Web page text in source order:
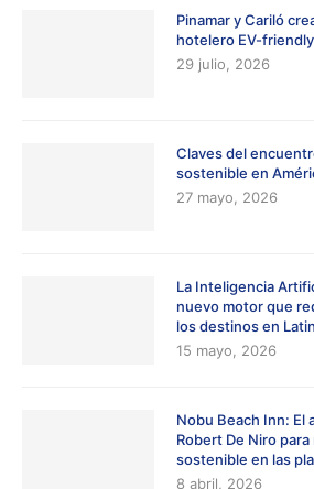
Pinamar y Cariló
hotelero EV-friendly
29 julio, 2026
Claves del
sostenible en
27 mayo, 2026
La Inteligencia
nuevo motor que
los destinos en
15 mayo, 2026
Nobu Beach Inn: El
Robert De Niro
sostenible en las
8 abril, 2026